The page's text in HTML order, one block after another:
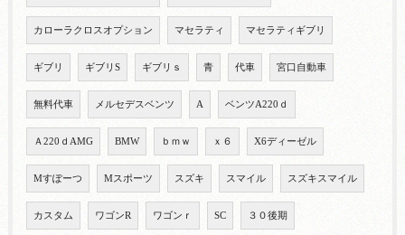
カローラクロスオプション マセラティ マセラティギブリ
ギブリ ギブリS ギブリｓ 青 代車 宮口自動車
無料代車 メルセデスベンツ A ベンツA220ｄ
Ａ220ｄAMG BMW ｂｍｗ ｘ６ X6ディーゼル
Mすぽーつ Mスポーツ スズキ スマイル スズキスマイル
カスタム ワゴンR ワゴンｒ SC ３０後期